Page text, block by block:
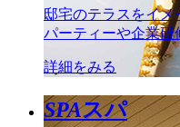
邸宅のテラスをイメ
パーティーや企業研
詳細をみる
SPAスパ